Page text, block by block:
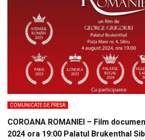
COMUNICATE DE PRESA
COROANA ROMANIEI – Film
2024 ora 19:00 Palatul Brukenthal